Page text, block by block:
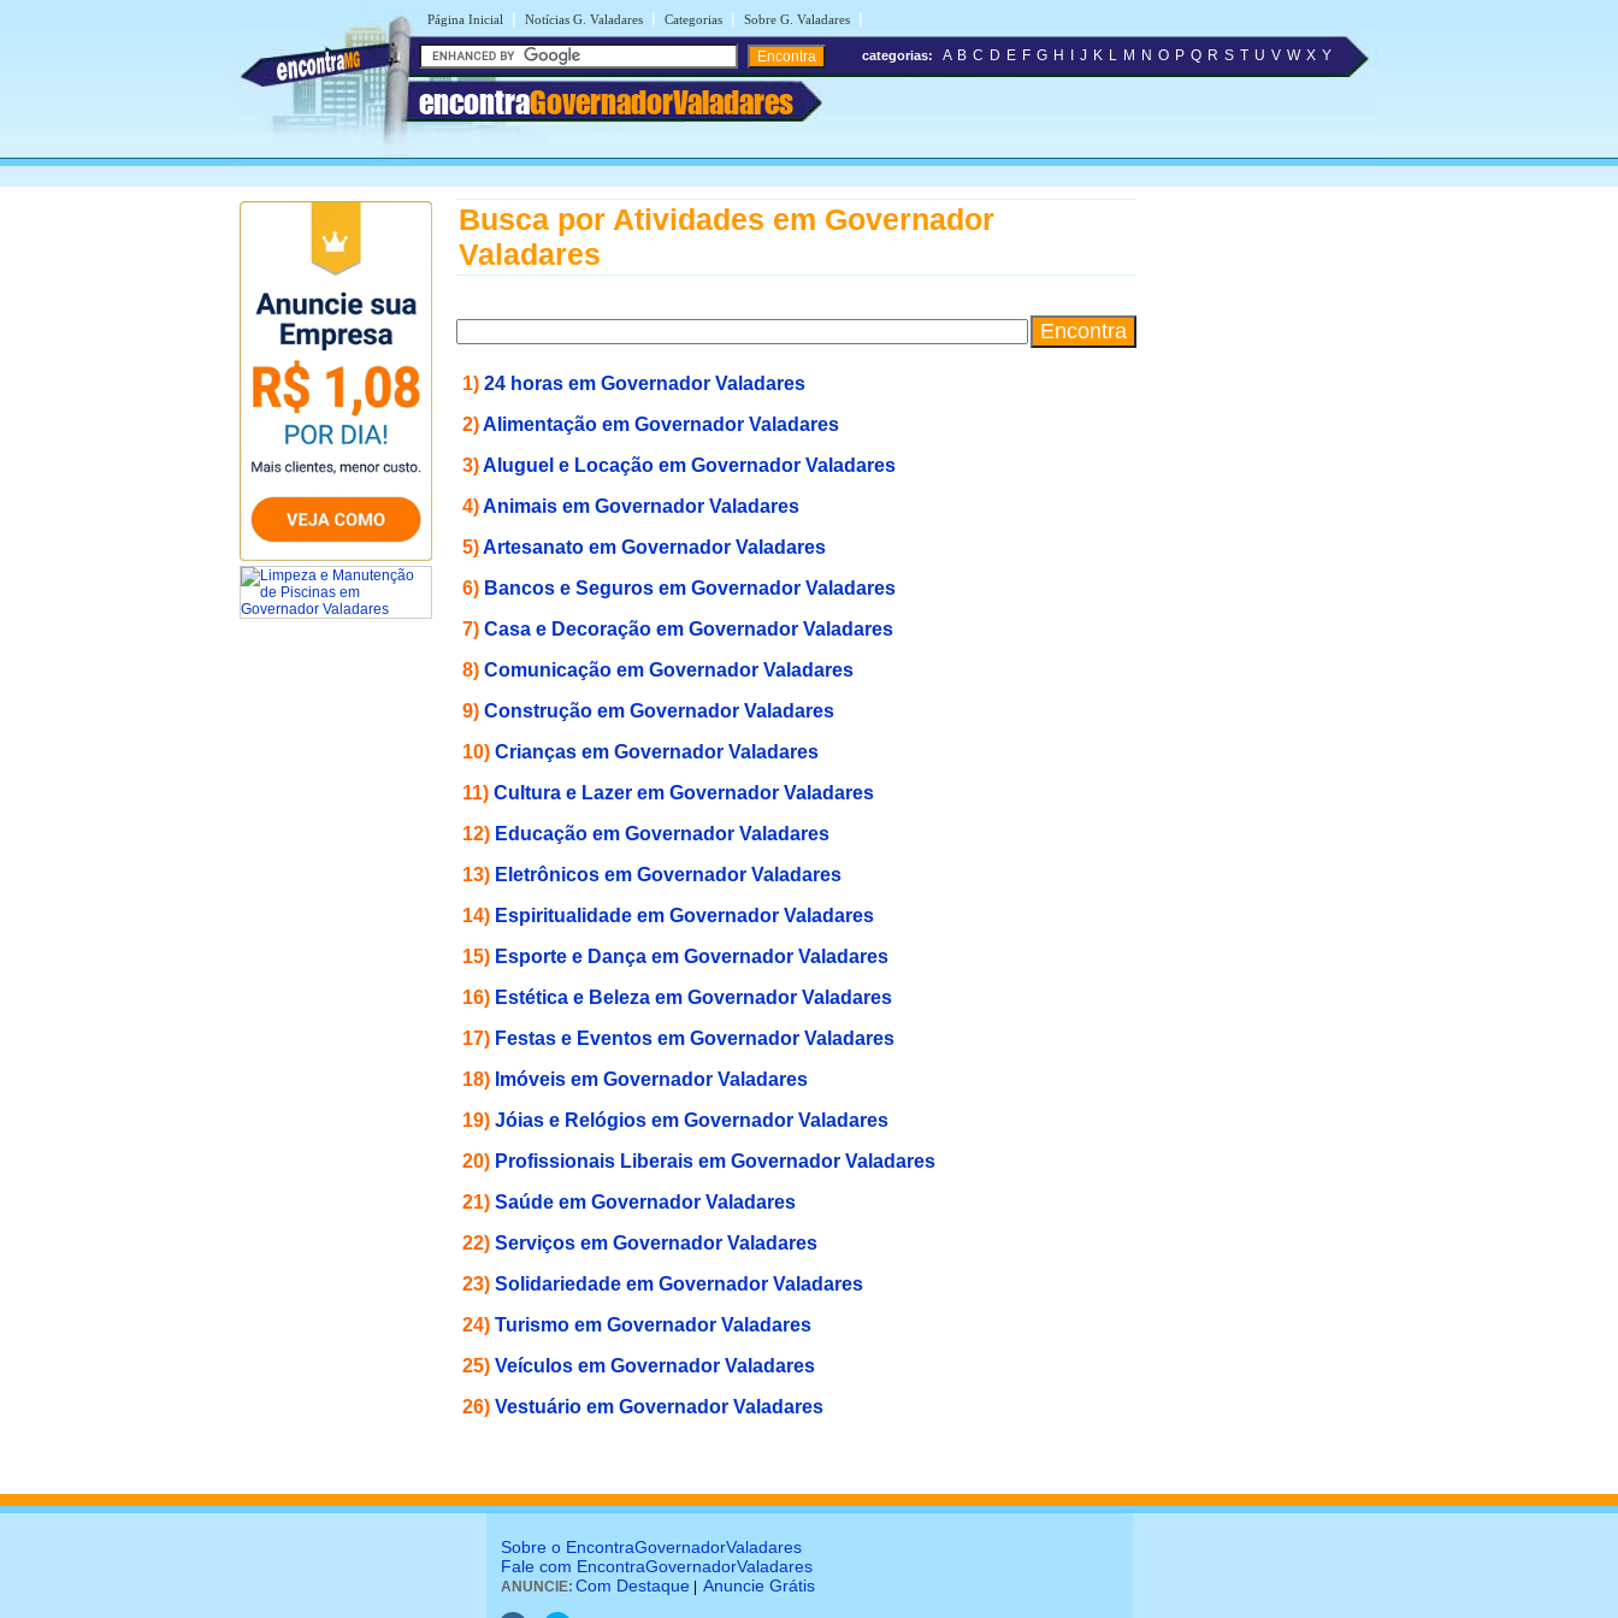
Página Inicial | Notícias G. Valadares | Categorias | Sobre G. Valadares |
encontraGovernadorValadares
categorias: A B C D E F G H J K L M N O P Q R S T U V W X Y
Busca por Atividades em Governador
Valadares
1) 24 horas em Governador Valadares
2)Alimentação em Governador Valadares
3)Aluguel e Locação em Governador Valadares
4)Animais em Governador Valadares
5)Artesanato em Governador Valadares
6) Bancos e Seguros em Governador Valadares
7) Casa e Decoração em Governador Valadares
8) Comunicação em Governador Valadares
9) Construção em Governador Valadares
10) Crianças em Governador Valadares
11) Cultura e Lazer em Governador Valadares
12) Educação em Governador Valadares
13) Eletrônicos em Governador Valadares
14) Espiritualidade em Governador Valadares
15) Esporte e Dança em Governador Valadares
16) Estética e Beleza em Governador Valadares
17) Festas e Eventos em Governador Valadares
18) Imóveis em Governador Valadares
19) Jóias e Relógios em Governador Valadares
20) Profissionais Liberais em Governador Valadares
21) Saúde em Governador Valadares
22) Serviços em Governador Valadares
23) Solidariedade em Governador Valadares
24) Turismo em Governador Valadares
25) Veículos em Governador Valadares
26) Vestuário em Governador Valadares
Sobre o EncontraGovernadorValadares
Fale com EncontraGovernadorValadares
ANUNCIE: Com Destaque Anuncie Grátis